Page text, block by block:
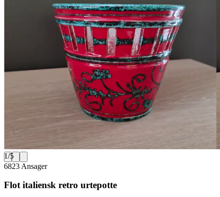
1/5
6823 Ansager
Flot italiensk retro urtepotte